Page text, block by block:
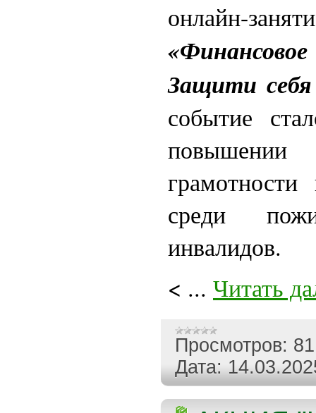
онлайн-
Защити
событие
грамотности
среди
инвалидов.
< ... Читать
Просмотров: 81
Дата: